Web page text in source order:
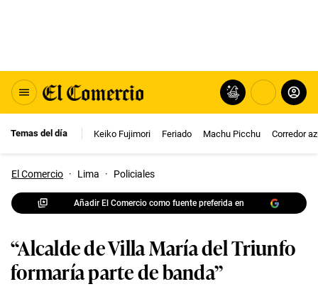
Temas del día Keiko Fujimori Feriado Machu Picchu Corredor
El Comercio · Lima · Policiales
Añadir El Comercio como fuente preferida en
“Alcalde de Villa María del Triunfo
formaría parte de banda”